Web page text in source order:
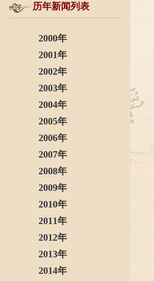
历年新闻列表
2000年
2001年
2002年
2003年
2004年
2005年
2006年
2007年
2008年
2009年
2010年
2011年
2012年
2013年
2014年